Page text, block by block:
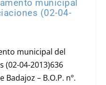
municipal
(02-04-
municipal del
(02-04-2013)636
– B.O.P. nº.